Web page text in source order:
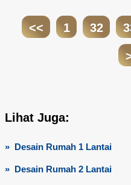
<< 1 32
Lihat Juga:
» Desain Rumah 1 Lantai
» Desain Rumah 2 Lantai